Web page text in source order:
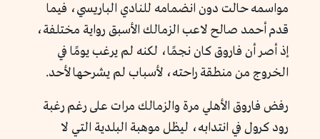
مواسمه حالت دون انضمامه للنادي الباريسي، فيما
قدم أحمد صالح لاعب الزمالك الأسبق رواية مختلفة،
إذ أصر أن فاروق كان نجمًا، لكنه لم يرغب يومًا في
الخروج من منطقة راحته، لأسباب لم يشرحها لأحد.
رفض فاروق الأهلي مرة والزمالك مرات على رغم رغبة
رود كرول في انتدابه، ليظل موهبة البلدية التي لا